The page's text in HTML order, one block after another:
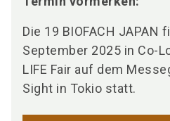
Die 19 BIOFACH JAPAN
September 2025 in Co-
LIFE Fair auf dem
Sight in Tokio statt.